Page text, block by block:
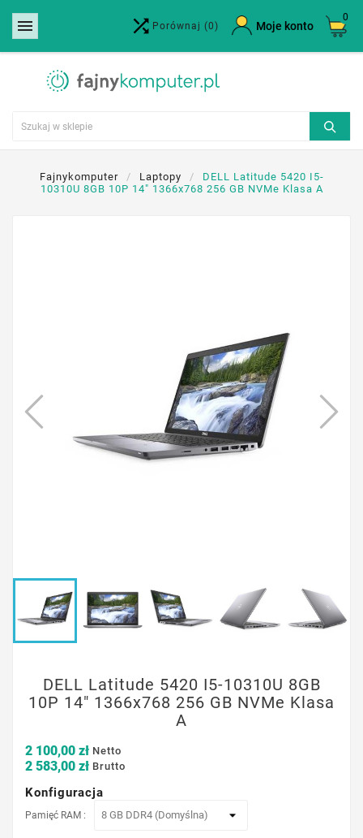
  Porównaj (0) Moje konto
0
Fajnykomputer Laptopy
DELL Latitude 5420 I5-
10310U 8GB 10P 14" 1366x768 256 GB NVMe Klasa A
DELL Latitude 5420 I5-10310U 8GB
10P 14" 1366x768 256 GB NVMe Klasa
A
2 100,00 zł Netto
2 583,00 zł Brutto
Konfiguracja
Pamięć RAM :
Utwórz listę życzeń ×
Nazwa listy życzeń
Anuluj Utwórz listę życzeń